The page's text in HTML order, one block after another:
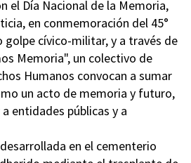
el Día Nacional de la Memoria,
en conmemoración del 45°
cívico-militar, y a través de
Memoria", un colectivo de
Humanos convocan a sumar
un acto de memoria y futuro,
entidades públicas y a
en el cementerio